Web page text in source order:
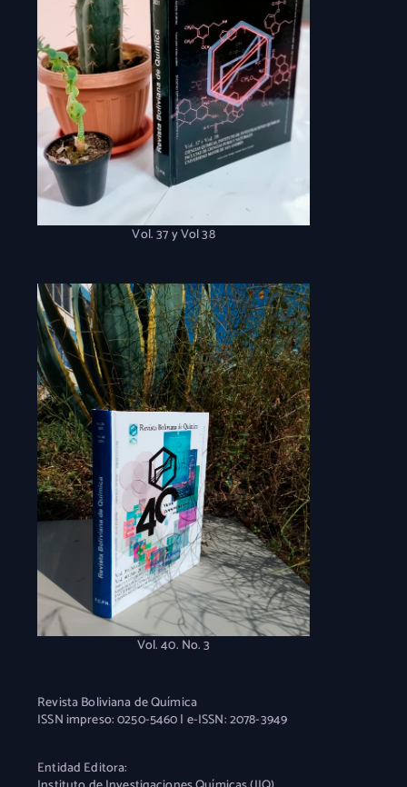
Vol. 37 y Vol 38
Vol. 40. No. 3
Revista Boliviana de Química
ISSN impreso: 0250-5460 | e-ISSN: 2078-3949
Entidad Editora: